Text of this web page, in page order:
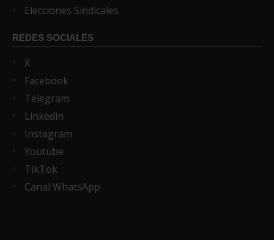
Elecciones Sindicales
REDES SOCIALES
X
Facebook
Telegram
Linkedin
Instagram
Youtube
TikTok
Canal WhatsApp